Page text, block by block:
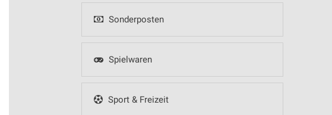
Sonderposten
Spielwaren
Sport & Freizeit